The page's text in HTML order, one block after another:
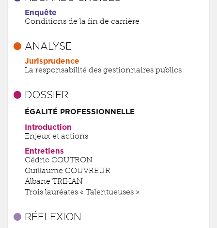
Enquête
Conditions de la fin de carrière
ANALYSE
Jurisprudence
La responsabilité des gestionnaires publics
DOSSIER
ÉGALITÉ PROFESSIONNELLE
Introduction
Enjeux et actions
Entretiens
Cédric COUTRON
Guillaume COUVREUR
Albane TRIHAN
Trois lauréates « Talentueuses »
RÉFLEXION